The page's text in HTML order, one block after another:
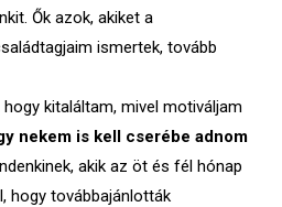
Ők azok, akiket a
ismertek, tovább
kitaláltam, mivel motiváljam
nekem is kell cserébe adnom
akik az öt és fél hónap
hogy továbbajánlották